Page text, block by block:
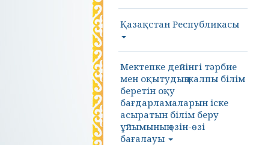
Қазақстан Республикасы
Мектепке дейінгі тәрбие
мен оқытудың жалпы білім
беретін оқу
бағдарламаларын іске
асыратын білім беру
ұйымының өзін-өзі
бағалауы